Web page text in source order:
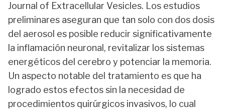
Journal of Extracellular Vesicles. Los estudios
preliminares aseguran que tan solo con dos dosis
del aerosol es posible reducir significativamente
la inflamación neuronal, revitalizar los sistemas
energéticos del cerebro y potenciar la memoria.
Un aspecto notable del tratamiento es que ha
logrado estos efectos sin la necesidad de
procedimientos quirúrgicos invasivos, lo cual